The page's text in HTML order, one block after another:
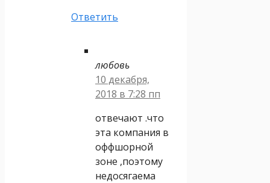
Ответить
любовь
10 декабря,
2018 в 7:28 пп
отвечают .что
эта компания в
оффшорной
зоне ,поэтому
недосягаема